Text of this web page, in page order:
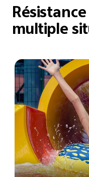
multiple